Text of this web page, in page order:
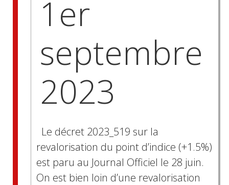
1er
septembre
2023
Le décret 2023_519 sur la
revalorisation du point d’indice (+1.5%)
est paru au Journal Officiel le 28 juin.
On est bien loin d’une revalorisation